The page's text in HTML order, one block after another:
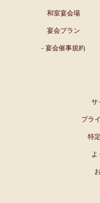
和室宴会場
宴会プラン
- 宴会催事規約
サ
プラ
特
よ